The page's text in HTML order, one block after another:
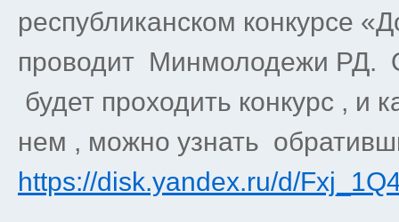
республиканском конкурсе
проводит Минмолодежи РД.
будет проходить конкурс , и
нем , можно узнать
https://disk.yandex.ru/d/